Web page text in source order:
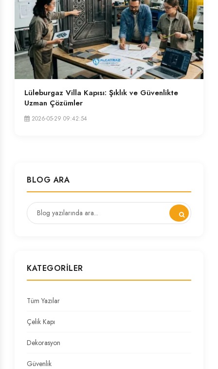
Lüleburgaz Villa Kapısı: Şıklık ve Güvenlikte
Uzman Çözümler
2026-05-29 09:42:54
BLOG ARA
KATEGORILER
Tüm Yazılar
Çelik Kapı
Dekorasyon
Güvenlik